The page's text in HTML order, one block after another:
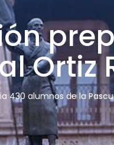
Ortiz
430 alumnos de la